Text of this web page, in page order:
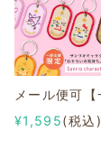
¥1,595(税込)